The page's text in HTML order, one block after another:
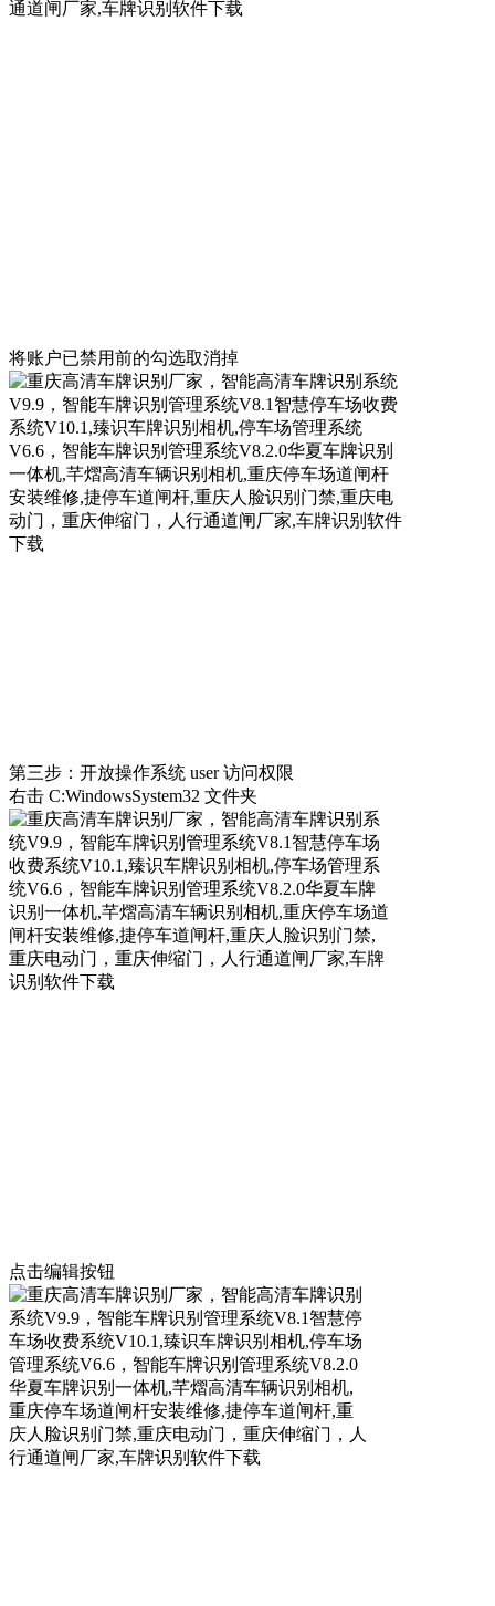
将账户已禁用前的勾选取消掉
第三步：开放操作系统 user 访问权限
右击 C:WindowsSystem32 文件夹
点击编辑按钮